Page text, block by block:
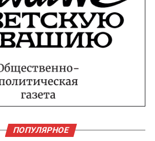
ПОПУЛЯРНОЕ